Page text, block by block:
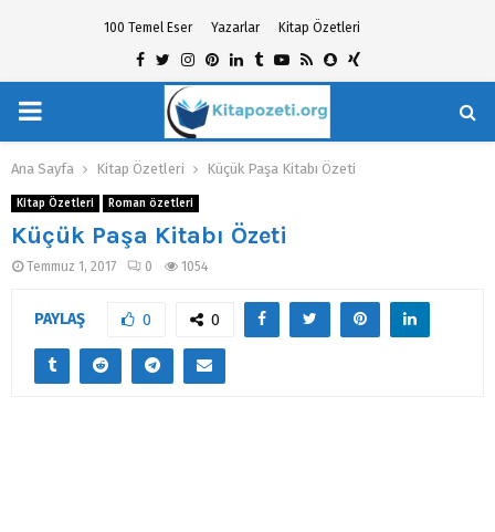
100 Temel Eser Yazarlar Kitap Özetleri
Facebook
TwitterInstagram
Pinterest
Linkedin
TumblrYoutube
RssSnapchat
Xing
PRIMARY
MENU
Ana Sayfa Kitap Özetleri Küçük Paşa Kitabı Özeti
Kitap Özetleri Roman özetleri
Küçük Paşa Kitabı Özeti
Temmuz 1, 2017 0 1054
PAYLAŞ 0 0